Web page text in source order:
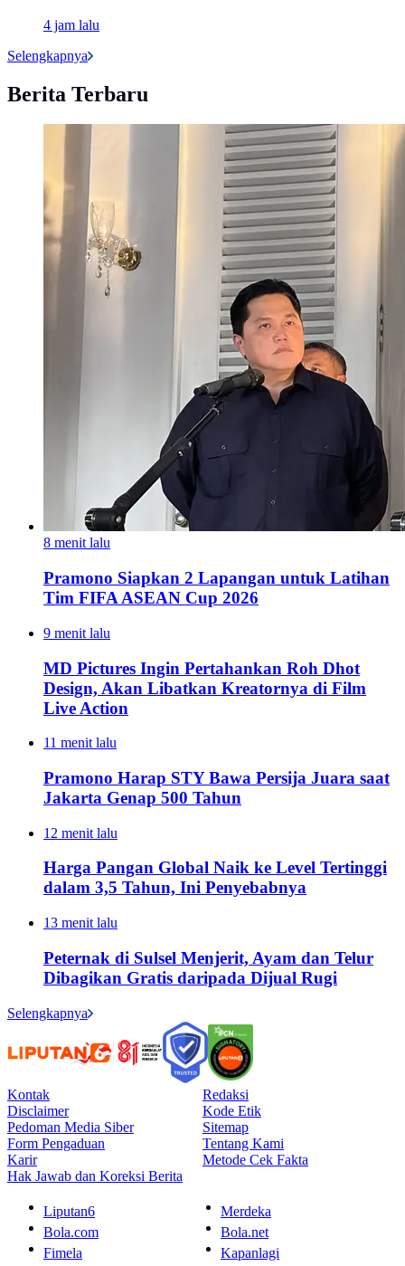
4 jam lalu
Selengkapnya
Berita Terbaru
8 menit lalu
Pramono Siapkan 2 Lapangan untuk Latihan
Tim FIFA ASEAN Cup 2026
9 menit lalu
MD Pictures Ingin Pertahankan Roh Dhot
Design, Akan Libatkan Kreatornya di Film
Live Action
11 menit lalu
Pramono Harap STY Bawa Persija Juara saat
Jakarta Genap 500 Tahun
12 menit lalu
Harga Pangan Global Naik ke Level Tertinggi
dalam 3,5 Tahun, Ini Penyebabnya
13 menit lalu
Peternak di Sulsel Menjerit, Ayam dan Telur
Dibagikan Gratis daripada Dijual Rugi
Selengkapnya
Kontak
Redaksi
Disclaimer
Kode Etik
Pedoman Media Siber
Sitemap
Form Pengaduan
Tentang Kami
Karir
Metode Cek Fakta
Hak Jawab dan Koreksi Berita
Liputan6
Merdeka
Bola.com
Bola.net
Fimela
Kapanlagi